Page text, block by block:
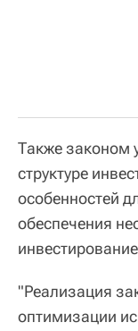
Также законом
структуре
особенностей
обеспечения
"Реализация
оптимизации